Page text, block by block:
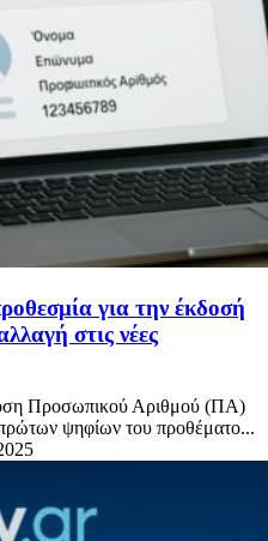
για την έκδοσή
στις νέες
Προσωπικού Αριθμού (ΠΑ)
ψηφίων του προθέματο...